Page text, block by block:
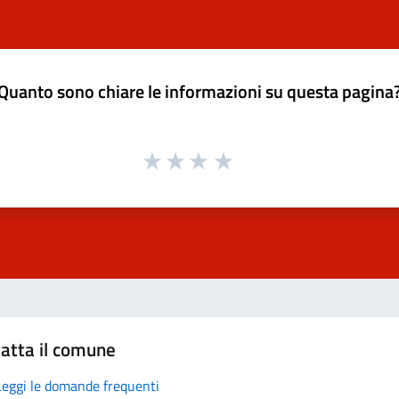
sono chiare le informazioni su questa
il comune
le domande frequenti